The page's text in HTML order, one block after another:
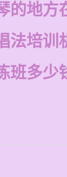
的地方
法培训
班多少